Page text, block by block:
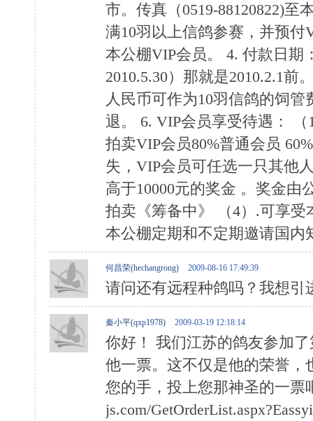
市。传真（0519-88120822)
满10羽以上信鸽参赛，并预付
本公棚VIP会员。 4. 付款日期
2010.5.30）那就是2010.2.1前
人民币可作为10羽信鸽的饲
退。 6. VIP会员享受待遇：
拍卖VIP会员80%普通会员
失，VIP会员可任选一只其他
高于10000元的奖金 。奖金由
拍卖《筹备中》 （4）.可享
本公棚定期和不定期邀请国
何昌荣(hechangrong) 2009-08-16 17:49:39
请问还有远程种鸽吗？我想引
秦小平(qxp1978) 2009-03-19 12:18:14
你好！ 我们江苏的鸽友参加
他一票。这不仅是他的荣誉
您的手，投上您那神圣的一票
js.com/